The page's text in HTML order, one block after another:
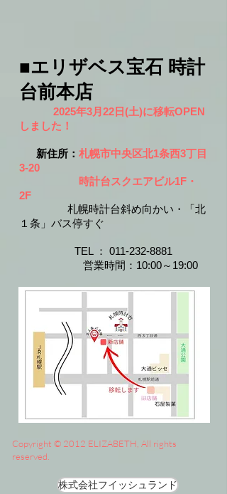
■エリザベス宝石 時計
台前本店
2025年3月22日(土)に移転OPEN
しました！
新住所： 札幌市中央区北1条西3丁目
3-20
時計台スクエアビル1F・
2F
札幌時計台斜め向かい・「北
１条」バス停すぐ
TEL ： 011-232-8881
営業時間：10:00～19:00
Copyright © 2012 ELIZABETH, All rights
reserved.
株式会社フイッシュランド